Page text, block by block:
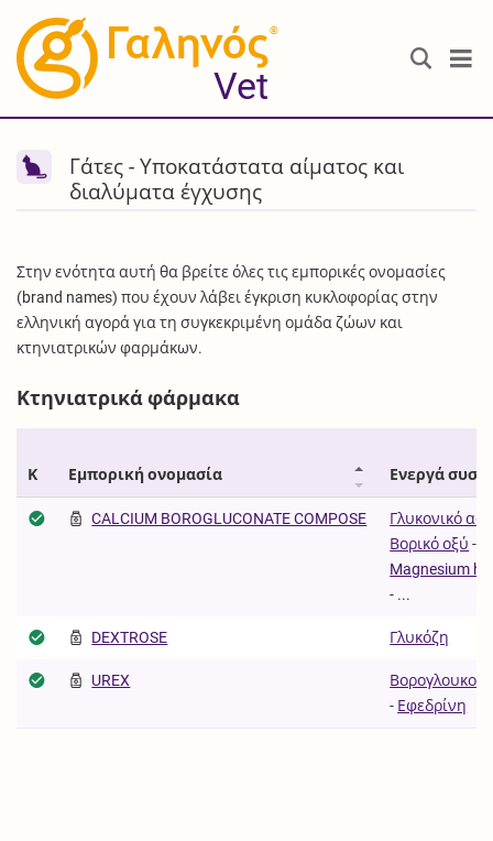
®
Vet
Γάτες - Υποκατάστατα αίματος και
διαλύματα έγχυσης
Στην ενότητα αυτή θα βρείτε όλες τις εμπορικές ονομασίες
(brand names) που έχουν λάβει έγκριση κυκλοφορίας στην
ελληνική αγορά για τη συγκεκριμένη ομάδα ζώων και
κτηνιατρικών φαρμάκων.
Κτηνιατρικά φάρμακα
Κ Εμπορική ονομασία Ενεργά
CALCIUM BOROGLUCONATE COMPOSE
Γλυκονικό
Βορικό οξύ -
Magnesium
- ...
DEXTROSE Γλυκόζη
UREX
- Εφεδρίνη